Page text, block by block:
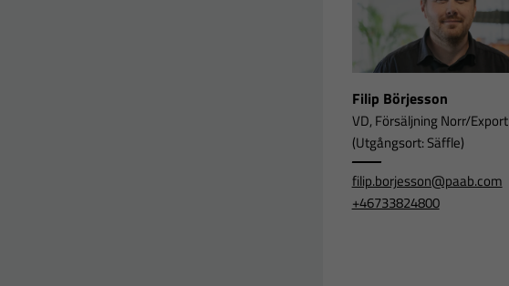
Filip Börjesson
VD, Försäljning Norr/Export
(Utgångsort: Säffle)
filip.borjesson@paab.com
+46733824800